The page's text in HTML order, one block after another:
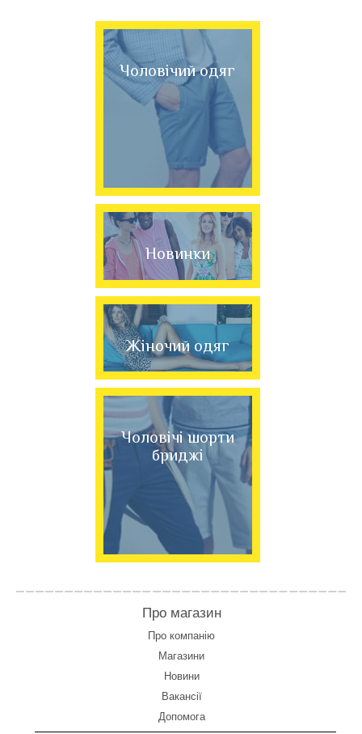
Чоловічий одяг
Новинки
Жіночий одяг
Чоловічі шорти
бриджі
Про магазин
Про компанію
Магазини
Новини
Вакансії
Допомога